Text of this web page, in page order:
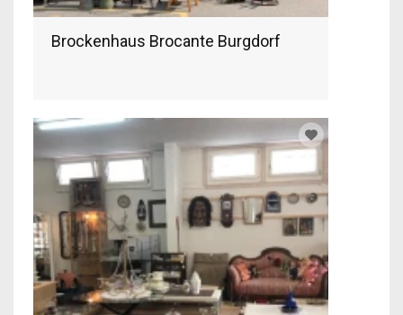
Brockenhaus Brocante Burgdorf